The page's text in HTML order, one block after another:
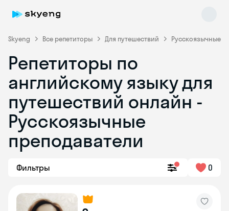
Skyeng Все репетиторы Для путешествий Русскоязычные
Репетиторы по
английскому языку для
путешествий онлайн -
Русскоязычные
преподаватели
Фильтры 0
online